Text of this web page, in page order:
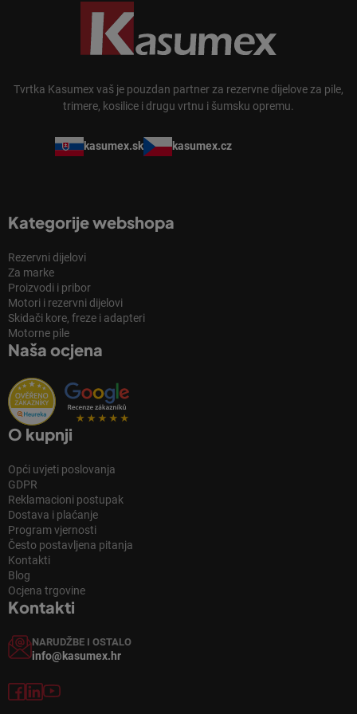
Tvrtka Kasumex vaš je pouzdan partner za rezervne dijelove za pile,
trimere, kosilice i drugu vrtnu i šumsku opremu.
kasumex.sk kasumex.cz
Kategorije webshopa
Rezervni dijelovi
Za marke
Proizvodi i pribor
Motori i rezervni dijelovi
Skidači kore, freze i adapteri
Motorne pile
Naša ocjena
O kupnji
Opći uvjeti poslovanja
GDPR
Reklamacioni postupak
Dostava i plaćanje
Program vjernosti
Često postavljena pitanja
Kontakti
Blog
Ocjena trgovine
Kontakti
NARUDŽBE I OSTALO
info@kasumex.hr